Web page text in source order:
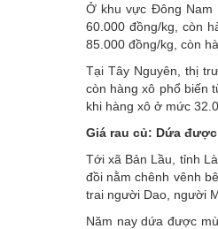
Ở khu vực Đông Nam
60.000 đồng/kg, còn
85.000 đồng/kg, còn
Tại Tây Nguyên, thị
còn hàng xô phổ biến
khi hàng xô ở mức
Giá rau củ: Dứa
Tới xã Bản Lầu, tỉnh
đồi nằm chênh vênh
trai người Dao, người
Năm nay dứa được